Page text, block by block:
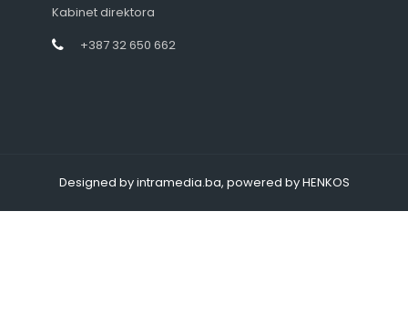
Kabinet direktora
+387 32 650 662
Designed by intramedia.ba, powered by HENKOS